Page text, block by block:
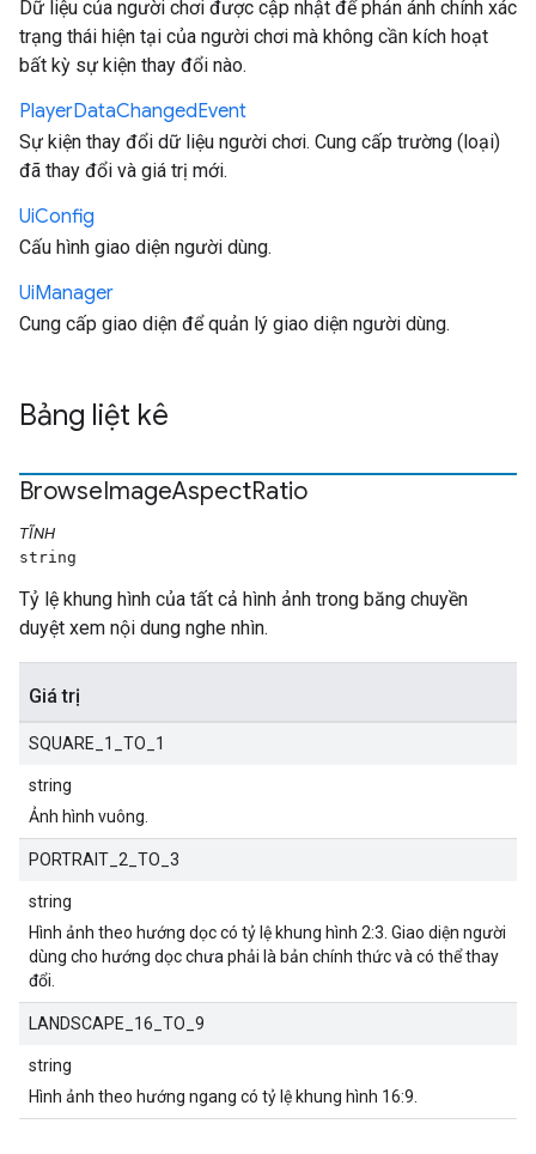
Dữ liệu của người chơi được cập nhật để phản ánh chính xác
trạng thái hiện tại của người chơi mà không cần kích hoạt
bất kỳ sự kiện thay đổi nào.
PlayerDataChangedEvent
Sự kiện thay đổi dữ liệu người chơi. Cung cấp trường (loại)
đã thay đổi và giá trị mới.
UiConfig
Cấu hình giao diện người dùng.
UiManager
Cung cấp giao diện để quản lý giao diện người dùng.
Bảng liệt kê
BrowseImageAspectRatio
TĨNH
string
Tỷ lệ khung hình của tất cả hình ảnh trong băng chuyền
duyệt xem nội dung nghe nhìn.
Giá trị
SQUARE_1_TO_1
string
Ảnh hình vuông.
PORTRAIT_2_TO_3
string
Hình ảnh theo hướng dọc có tỷ lệ khung hình 2:3. Giao diện người
dùng cho hướng dọc chưa phải là bản chính thức và có thể thay
đổi.
LANDSCAPE_16_TO_9
string
Hình ảnh theo hướng ngang có tỷ lệ khung hình 16:9.